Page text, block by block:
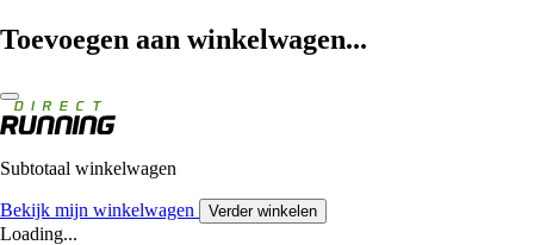
Toevoegen aan winkelwagen...
Subtotaal winkelwagen
Bekijk mijn winkelwagen Verder winkelen
Loading...